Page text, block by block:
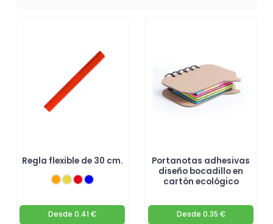
Regla flexible de 30 cm.
Desde 0.41 €
Portanotas adhesivas
diseño bocadillo en
cartón ecológico
Desde 0.35 €